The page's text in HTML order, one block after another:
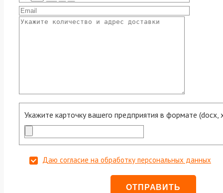
Укажите карточку вашего предприятия в формате (docx,
Даю согласие на обработку персональных данных